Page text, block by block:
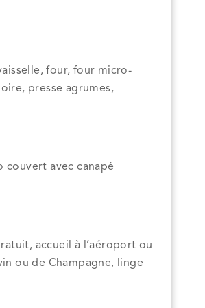
four, four micro-
presse agrumes,
couvert avec canapé
accueil à l’aéroport ou
ou de Champagne, linge